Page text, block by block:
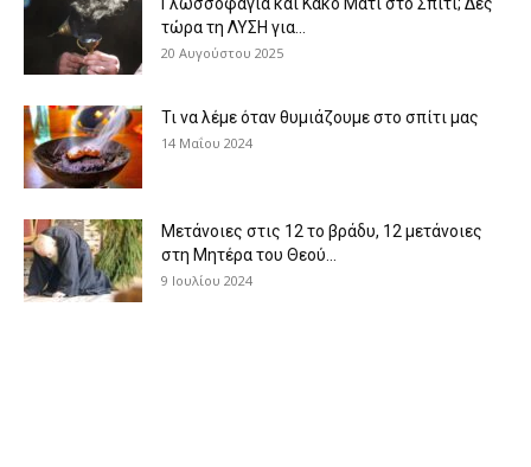
τώρα τη ΛΥΣΗ για...
20 Αυγούστου 2025
Τι να λέμε όταν θυμιάζουμε στο σπίτι μας
14 Μαΐου 2024
Μετάνοιες στις 12 το βράδυ, 12 μετάνοιες
στη Μητέρα του Θεού...
9 Ιουλίου 2024